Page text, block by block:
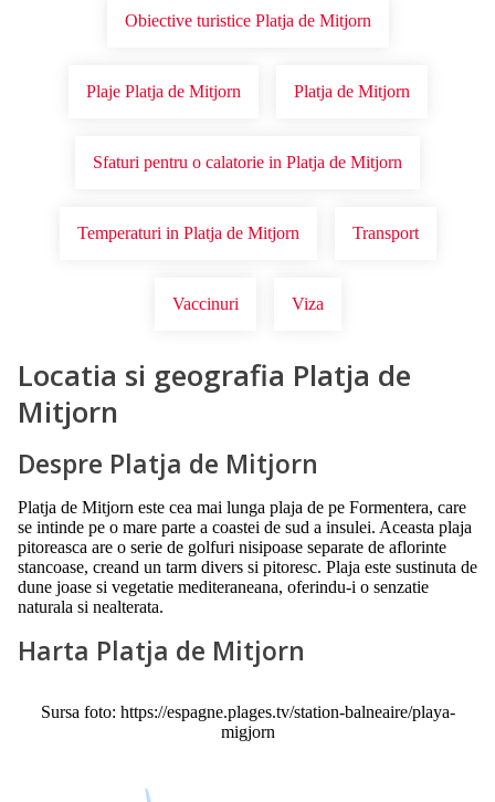
Obiective turistice Platja de Mitjorn
Plaje Platja de Mitjorn Platja de Mitjorn
Sfaturi pentru o calatorie in Platja de Mitjorn
Temperaturi in Platja de Mitjorn Transport
Vaccinuri Viza
Locatia si geografia Platja de
Mitjorn
Despre Platja de Mitjorn
Platja de Mitjorn este cea mai lunga plaja de pe Formentera, care
se intinde pe o mare parte a coastei de sud a insulei. Aceasta plaja
pitoreasca are o serie de golfuri nisipoase separate de aflorinte
stancoase, creand un tarm divers si pitoresc. Plaja este sustinuta de
dune joase si vegetatie mediteraneana, oferindu-i o senzatie
naturala si nealterata.
Harta Platja de Mitjorn
Sursa foto: https://espagne.plages.tv/station-balneaire/playa-
migjorn